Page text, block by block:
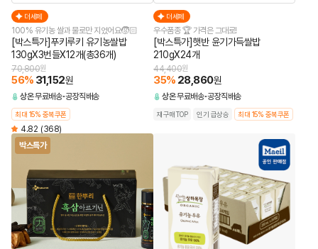
더세페
100% 유기농 쌀과 물로만 지었어요🧒🏻
[박스특가]푸키루키 유기농쌀밥
130gX3번들X12개(총36개)
70,800원
56% 31,152원
상온무료배송 공장직배송
최대 15% 중복쿠폰
4.82 (368)
더세페
우수품종 🏆 가격은 그대로!
[박스특가]햇반 윤기가득쌀밥
210gX24개
44,400원
35% 28,860원
상온무료배송 공장직배송
재구매TOP 인기 급상승 최대 15% 중복쿠폰
박스특가